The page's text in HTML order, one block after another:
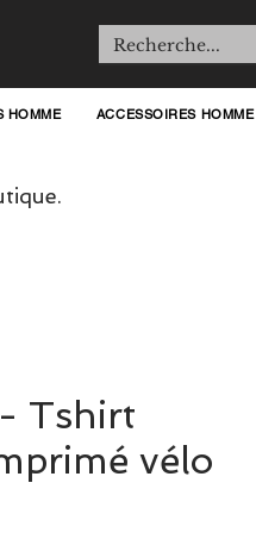
HOMME ACCESSOIRES HOMME
Tshirt
vélo